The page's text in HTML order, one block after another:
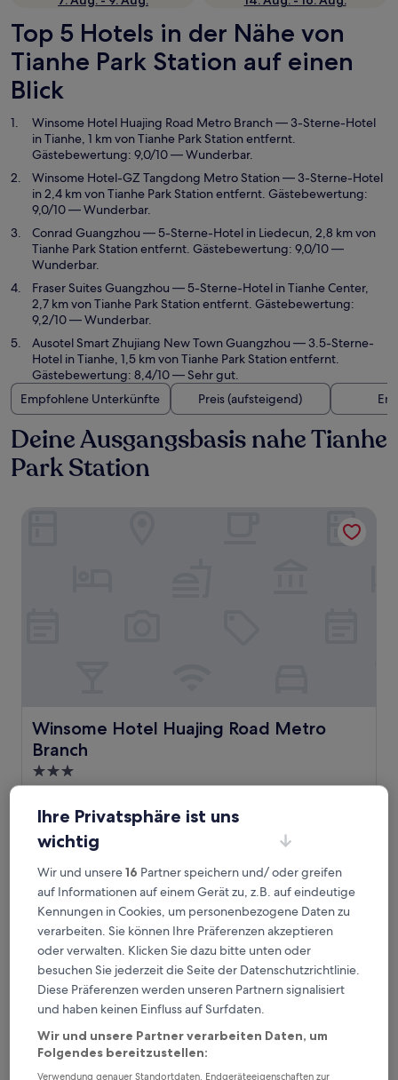
Top 5 Hotels in der Nähe von
Tianhe Park Station auf einen
Blick
Winsome Hotel Huajing Road Metro Branch— 3-Sterne-Hotel
in Tianhe, 1 km von Tianhe Park Station entfernt.
Gästebewertung: 9,0/10 — Wunderbar.
Winsome Hotel-GZ Tangdong Metro Station— 3-Sterne-Hotel
in 2,4 km von Tianhe Park Station entfernt. Gästebewertung:
9,0/10 — Wunderbar.
Conrad Guangzhou — 5-Sterne-Hotel in Liedecun, 2,8 km von
Tianhe Park Station entfernt. Gästebewertung: 9,0/10 —
Wunderbar.
Fraser Suites Guangzhou — 5-Sterne-Hotel in Tianhe Center,
2,7 km von Tianhe Park Station entfernt. Gästebewertung:
9,2/10 — Wunderbar.
Ausotel Smart Zhujiang New Town Guangzhou — 3.5-Sterne-
Hotel in Tianhe, 1,5 km von Tianhe Park Station entfernt.
Gästebewertung: 8,4/10 — Sehr gut.
Empfohlene Unterkünfte
Preis (aufsteigend)
Deine Ausgangsbasis nahe Tianhe
Park Station
Winsome Hotel Huajing Road Metro
Branch
Winsome Hotel Huajing Road Metro Branch
3.0-
Sterne-
Unterkunft
9.0
10,
(6
Bewertungen)
9,0/10 Wunderbar (6 Bewertungen)
beträgt
42 €
9. Aug.–10. Aug.
Winsome Hotel-GZ Tangdong Metro Station
Ihre Privatsphäre ist uns
wichtig
Wir und unsere16 Partner speichern und/ oder greifen
auf Informationen auf einem Gerät zu, z.B. auf eindeutige
Kennungen in Cookies, um personenbezogene Daten zu
verarbeiten. Sie können Ihre Präferenzen akzeptieren
oder verwalten. Klicken Sie dazu bitte unten oder
besuchen Sie jederzeit die Seite der Datenschutzrichtlinie.
Diese Präferenzen werden unseren Partnern signalisiert
und haben keinen Einfluss auf Surfdaten.
Wir und unsere Partner verarbeiten Daten, um
Folgendes bereitzustellen:
Verwendung genauer Standortdaten. Endgeräteeigenschaften zur